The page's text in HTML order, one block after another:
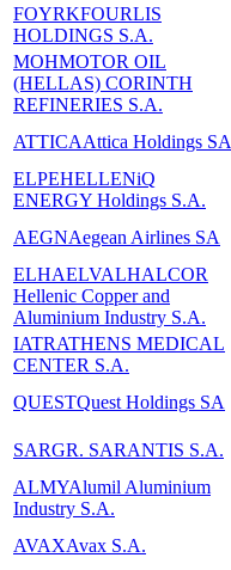
FOYRKFOURLIS
HOLDINGS S.A.
MOHMOTOR OIL
(HELLAS) CORINTH
REFINERIES S.A.
ATTICAAttica Holdings SA
ELPEHELLENiQ
ENERGY Holdings S.A.
AEGNAegean Airlines SA
ELHAELVALHALCOR
Hellenic Copper and
Aluminium Industry S.A.
IATRATHENS MEDICAL
CENTER S.A.
QUESTQuest Holdings SA
SARGR. SARANTIS S.A.
ALMYAlumil Aluminium
Industry S.A.
AVAXAvax S.A.